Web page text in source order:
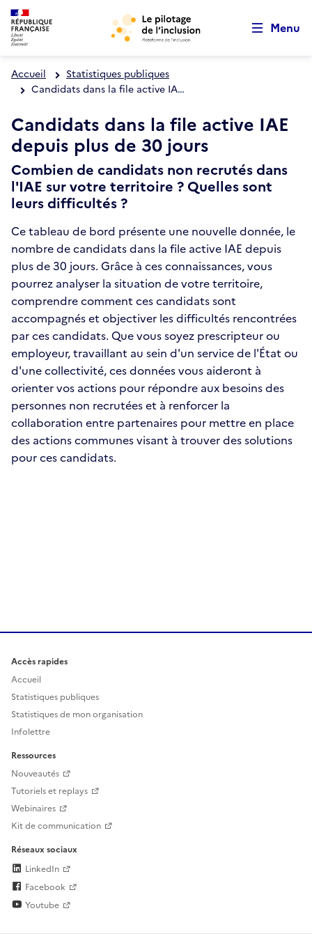
Aller au menu principal
Aller au contenu principal
Menu
Accueil
Statistiques publiques
Candidats dans la file active IAE depuis plus de 30 jours
Candidats dans la file active IAE
depuis plus de 30 jours
Combien de candidats non recrutés dans
l'IAE sur votre territoire ? Quelles sont
leurs difficultés ?
Ce tableau de bord présente une nouvelle donnée, le
nombre de candidats dans la file active IAE depuis
plus de 30 jours. Grâce à ces connaissances, vous
pourrez analyser la situation de votre territoire,
comprendre comment ces candidats sont
accompagnés et objectiver les difficultés rencontrées
par ces candidats. Que vous soyez prescripteur ou
employeur, travaillant au sein d'un service de l'État ou
d'une collectivité, ces données vous aideront à
orienter vos actions pour répondre aux besoins des
personnes non recrutées et à renforcer la
collaboration entre partenaires pour mettre en place
des actions communes visant à trouver des solutions
pour ces candidats.
Accès rapides
Accueil
Statistiques publiques
Statistiques de mon organisation
Infolettre
Ressources
Nouveautés
Tutoriels et replays
Webinaires
Kit de communication
Réseaux sociaux
LinkedIn
Facebook
Youtube
Retour au début de la page
Panneau de gestion des cookies